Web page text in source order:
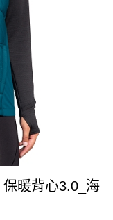
保暖背心3.0_海